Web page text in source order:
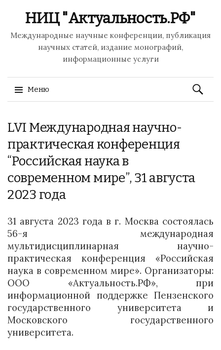
НИЦ "Актуальность.РФ"
Международные научные конференции, публикация
научных статей, издание монографий,
информационные услуги
Меню
к
содержимому
Найти:
LVI Международная научно-
практическая конференция
“Российская наука в
современном мире”, 31 августа
2023 года
31 августа 2023 года в г. Москва состоялась
56-я международная
мультидисциплинарная научно-
практическая конференция «Российская
наука в современном мире». Организаторы:
ООО «Актуальность.РФ», при
информационной поддержке Пензенского
государственного университета и
Московского государственного
университета.